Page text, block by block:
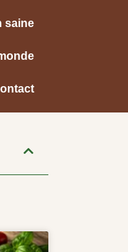
saine